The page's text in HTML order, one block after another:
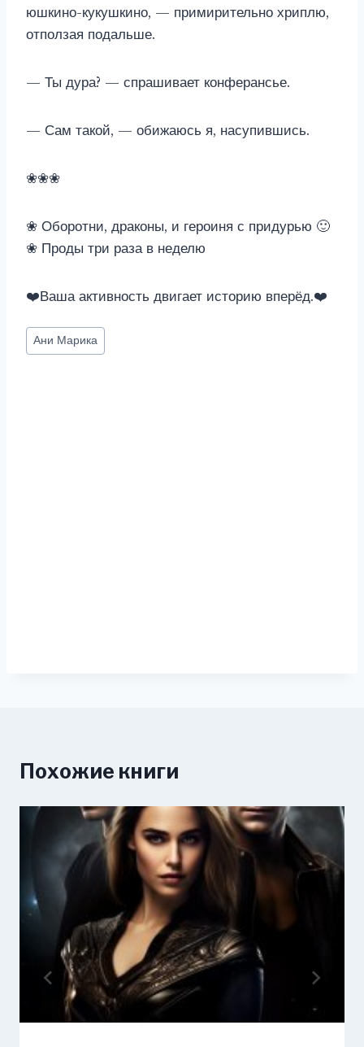
юшкино-кукушкино, — примирительно хриплю,
отползая подальше.
— Ты дура? — спрашивает конферансье.
— Сам такой, — обижаюсь я, насупившись.
❀❀❀
❀ Оборотни, драконы, и героиня с придурью 🙂
❀ Проды три раза в неделю
‍❤️‍Ваша активность двигает историю вперёд.‍❤️‍
Метки
записи:
Ани Марика
Похожие книги